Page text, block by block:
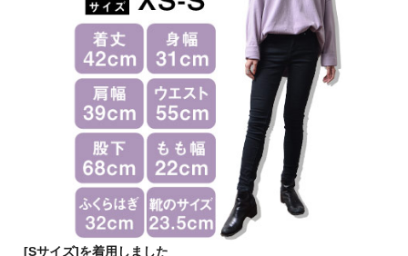
[Sサイズ]を着用しました